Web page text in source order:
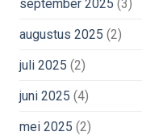
september 2025 (3)
augustus 2025 (2)
juli 2025 (2)
juni 2025 (4)
mei 2025 (2)